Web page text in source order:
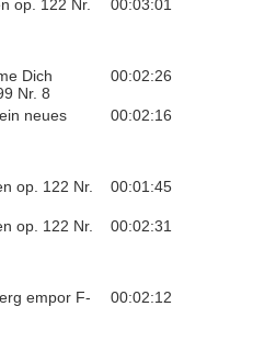
op. 122 Nr.
00:03:01
Dich
Nr. 8
00:02:26
neues
00:02:16
op. 122 Nr.
00:01:45
op. 122 Nr.
00:02:31
empor F-
00:02:12